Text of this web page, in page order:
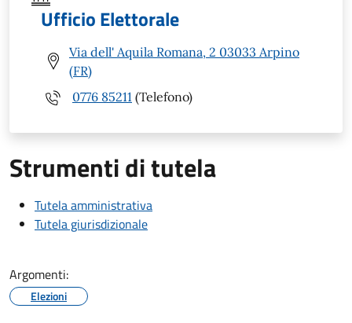
Ufficio Elettorale
Via dell' Aquila Romana, 2 03033 Arpino
(FR)
0776 85211 (Telefono)
Strumenti di tutela
Tutela amministrativa
Tutela giurisdizionale
Argomenti:
Elezioni